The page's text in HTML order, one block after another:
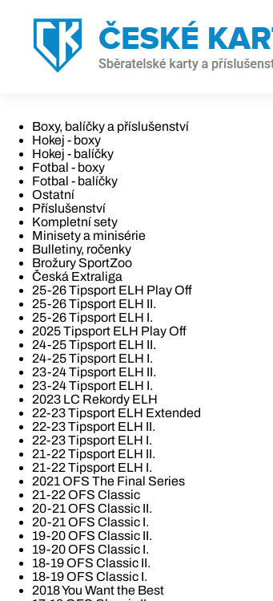
Boxy, balíčky a příslušenství
Hokej - boxy
Hokej - balíčky
Fotbal - boxy
Fotbal - balíčky
Ostatní
Příslušenství
Kompletní sety
Minisety a minisérie
Bulletiny, ročenky
Brožury SportZoo
Česká Extraliga
25-26 Tipsport ELH Play Off
25-26 Tipsport ELH II.
25-26 Tipsport ELH I.
2025 Tipsport ELH Play Off
24-25 Tipsport ELH II.
24-25 Tipsport ELH I.
23-24 Tipsport ELH II.
23-24 Tipsport ELH I.
2023 LC Rekordy ELH
22-23 Tipsport ELH Extended
22-23 Tipsport ELH II.
22-23 Tipsport ELH I.
21-22 Tipsport ELH II.
21-22 Tipsport ELH I.
2021 OFS The Final Series
21-22 OFS Classic
20-21 OFS Classic II.
20-21 OFS Classic I.
19-20 OFS Classic II.
19-20 OFS Classic I.
18-19 OFS Classic II.
18-19 OFS Classic I.
2018 You Want the Best